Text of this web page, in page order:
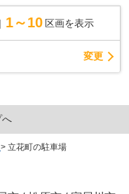
1～10 区画を表示
変更
へ
> 立花町の駐車場